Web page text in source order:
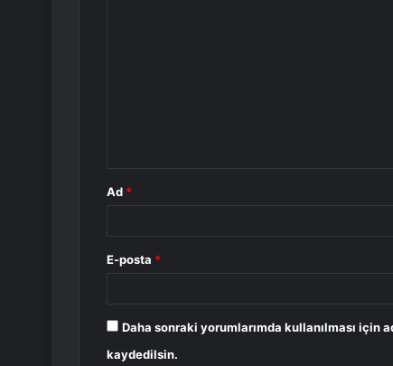
Ad *
E-posta *
Daha sonraki yorumlarımda kullanılması için
kaydedilsin.